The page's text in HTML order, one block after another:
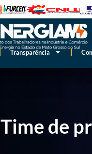
Transparência
Time de